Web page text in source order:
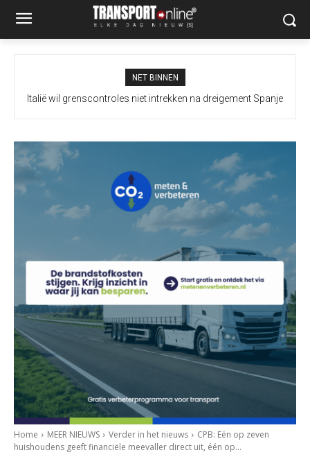
NET BINNEN
Italië wil grenscontroles niet intrekken na dreigement Spanje
Home MEER NIEUWS Verder in het nieuws
CPB: Eén op zeven
huishoudens geeft financiële meevaller direct uit, één op...